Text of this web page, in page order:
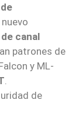
canal
patrones de
y ML-
de